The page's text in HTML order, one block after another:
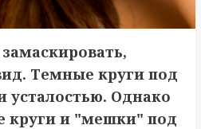
,
Темные круги под
усталостью. Однако
круги и "мешки" под